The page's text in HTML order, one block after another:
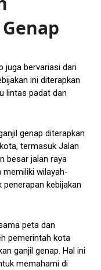
juga bervariasi dari
ini diterapkan
lintas padat dan
genap diterapkan
termasuk Jalan
besar jalan raya
wilayah-
kebijakan
peta dan
pemerintah kota
ganjil genap. Hal ini
memahami di